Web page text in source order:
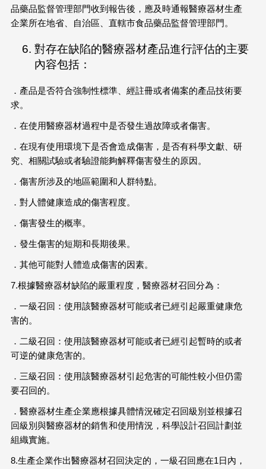
品藥品監督管理部門收到報告後，應及時通報醫療器材生產
企業所在地省、自治區、直轄市食品藥品監督管理部門。
對存在缺陷的醫療器材產品進行評估的主要
內容包括：
．產品是否符合強制性標準、經註冊或者備案的產品技術要
求。
．在使用醫療器材過程中是否發生過故障或者傷害。
．在現有使用環境下是否會造成傷害，是否有科學文獻、研
究、相關試驗或者驗證能夠解釋傷害發生的原因。
．傷害所涉及的地區範圍和人群特點。
．對人體健康造成的傷害程度。
．傷害發生的概率。
．發生傷害的短期和長期後果。
．其他可能對人體造成傷害的因素。
7.根據醫療器材缺陷的嚴重程度，醫療器材召回分為：
．一級召回：使用該醫療器材可能或者已經引起嚴重健康危
害的。
．二級召回：使用該醫療器材可能或者已經引起暫時的或者
可逆的健康危害的。
．三級召回：使用該醫療器材引起危害的可能性較小但仍需
要召回的。
．醫療器材生產企業應根據具體情況確定召回級別並根據召
回級別與醫療器材的銷售和使用情況，科學設計召回計劃並
組織實施。
8.生產企業作出醫療器材召回決定的，一級召回應在1日內，